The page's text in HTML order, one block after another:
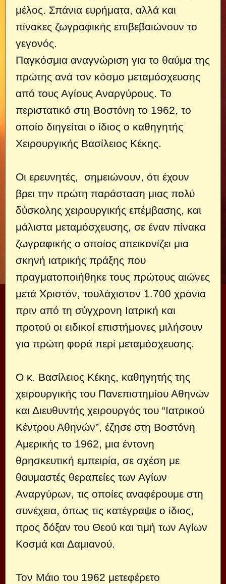
μέλος. Σπάνια ευρήματα, αλλά και
πίνακες ζωγραφικής επιβεβαιώνουν το
γεγονός.
Παγκόσμια αναγνώριση για το θαύμα της
πρώτης ανά τον κόσμο μεταμόσχευσης
από τους Αγίους Αναργύρους. Το
περιστατικό στη Βοστόνη το 1962, το
οποίο διηγείται ο ίδιος ο καθηγητής
Χειρουργικής Βασίλειος Κέκης.
Οι ερευνητές, σημειώνουν, ότι έχουν
βρει την πρώτη παράσταση μιας πολύ
δύσκολης χειρουργικής επέμβασης, και
μάλιστα μεταμόσχευσης, σε έναν πίνακα
ζωγραφικής ο οποίος απεικονίζει μια
σκηνή ιατρικής πράξης που
πραγματοποιήθηκε τους πρώτους αιώνες
μετά Χριστόν, τουλάχιστον 1.700 χρόνια
πριν από τη σύγχρονη Ιατρική και
προτού οι ειδικοί επιστήμονες μιλήσουν
για πρώτη φορά περί μεταμόσχευσης.
Ο κ. Βασίλειος Κέκης, καθηγητής της
χειρουργικής του Πανεπιστημίου Αθηνών
και Διευθυντής χειρουργός του “Ιατρικού
Κέντρου Αθηνών”, έζησε στη Βοστόνη
Αμερικής το 1962, μια έντονη
θρησκευτική εμπειρία, σε σχέση με
θαυμαστές θεραπείες των Αγίων
Αναργύρων, τις οποίες αναφέρουμε στη
συνέχεια, όπως τις κατέγραψε ο ίδιος,
προς δόξαν του Θεού και τιμή των Αγίων
Κοσμά και Δαμιανού.
Τον Μάιο του 1962 μετεφέρετο